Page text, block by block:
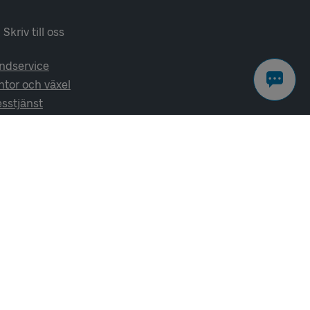
Skriv till oss
och växel